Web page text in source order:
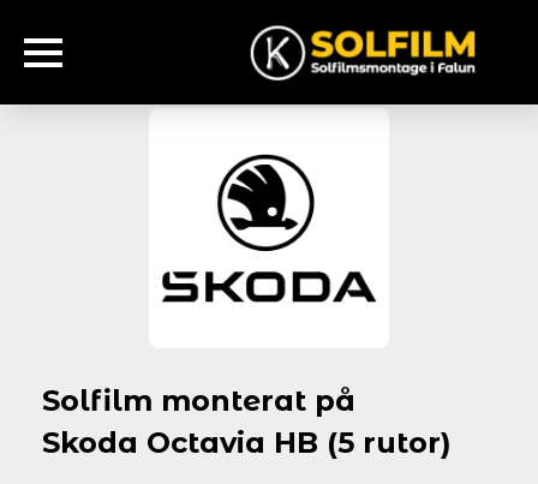
Solfilm monterat på
Skoda Octavia HB (5 rutor)